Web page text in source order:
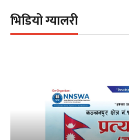
भिडियो ग्यालरी